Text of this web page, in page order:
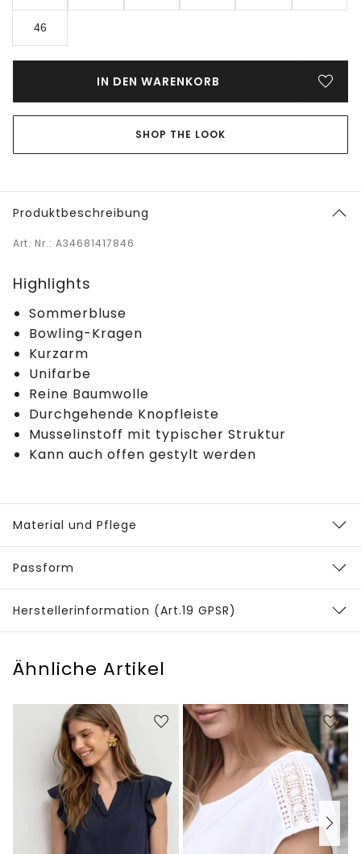
46
IN DEN WARENKORB
SHOP THE LOOK
Produktbeschreibung
Art. Nr.: A34681417846
Highlights
Sommerbluse
Bowling-Kragen
Kurzarm
Unifarbe
Reine Baumwolle
Durchgehende Knopfleiste
Musselinstoff mit typischer Struktur
Kann auch offen gestylt werden
Material und Pflege
Passform
Herstellerinformation (Art.19 GPSR)
Ähnliche Artikel